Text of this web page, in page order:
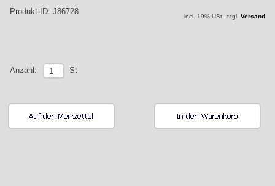
Produkt-ID: J86728
incl. 19% USt. zzgl. Versand
Anzahl: St